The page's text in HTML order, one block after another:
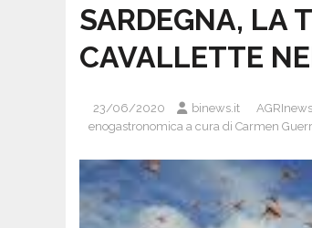
SARDEGNA, LA
CAVALLETTE
23/06/2020 binews.it AGRInews
enogastronomica a cura di Carmen